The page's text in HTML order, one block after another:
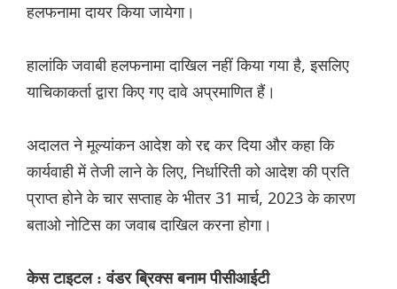
हलफनामा दायर किया जायेगा।
हालांकि जवाबी हलफनामा दाखिल नहीं किया गया है, इसलिए
याचिकाकर्ता द्वारा किए गए दावे अप्रमाणित हैं।
अदालत ने मूल्यांकन आदेश को रद्द कर दिया और कहा कि
कार्यवाही में तेजी लाने के लिए, निर्धारिती को आदेश की प्रति
प्राप्त होने के चार सप्ताह के भीतर 31 मार्च, 2023 के कारण
बताओ नोटिस का जवाब दाखिल करना होगा।
केस टाइटल : वंडर ब्रिक्स बनाम पीसीआईटी